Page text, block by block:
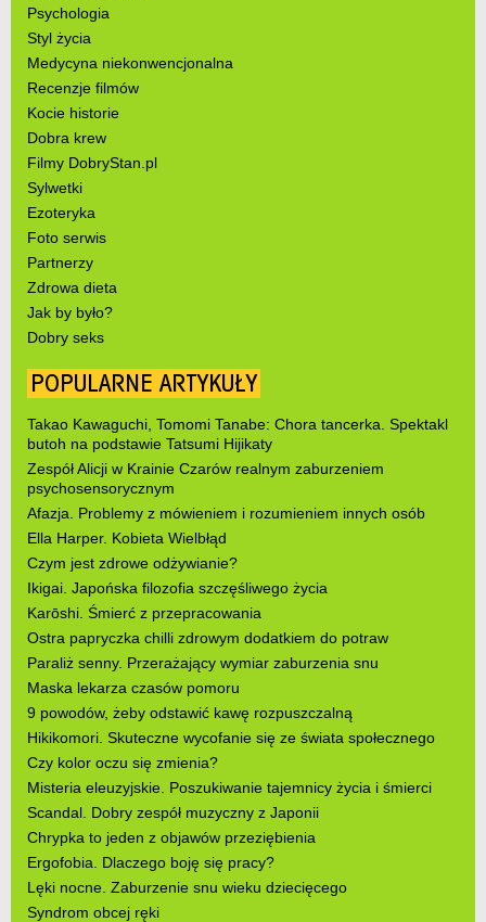
Psychologia
Styl życia
Medycyna niekonwencjonalna
Recenzje filmów
Kocie historie
Dobra krew
Filmy DobryStan.pl
Sylwetki
Ezoteryka
Foto serwis
Partnerzy
Zdrowa dieta
Jak by było?
Dobry seks
POPULARNE ARTYKUŁY
Takao Kawaguchi, Tomomi Tanabe: Chora tancerka. Spektakl
butoh na podstawie Tatsumi Hijikaty
Zespół Alicji w Krainie Czarów realnym zaburzeniem
psychosensorycznym
Afazja. Problemy z mówieniem i rozumieniem innych osób
Ella Harper. Kobieta Wielbłąd
Czym jest zdrowe odżywianie?
Ikigai. Japońska filozofia szczęśliwego życia
Karōshi. Śmierć z przepracowania
Ostra papryczka chilli zdrowym dodatkiem do potraw
Paraliż senny. Przerażający wymiar zaburzenia snu
Maska lekarza czasów pomoru
9 powodów, żeby odstawić kawę rozpuszczalną
Hikikomori. Skuteczne wycofanie się ze świata społecznego
Czy kolor oczu się zmienia?
Misteria eleuzyjskie. Poszukiwanie tajemnicy życia i śmierci
Scandal. Dobry zespół muzyczny z Japonii
Chrypka to jeden z objawów przeziębienia
Ergofobia. Dlaczego boję się pracy?
Lęki nocne. Zaburzenie snu wieku dziecięcego
Syndrom obcej ręki